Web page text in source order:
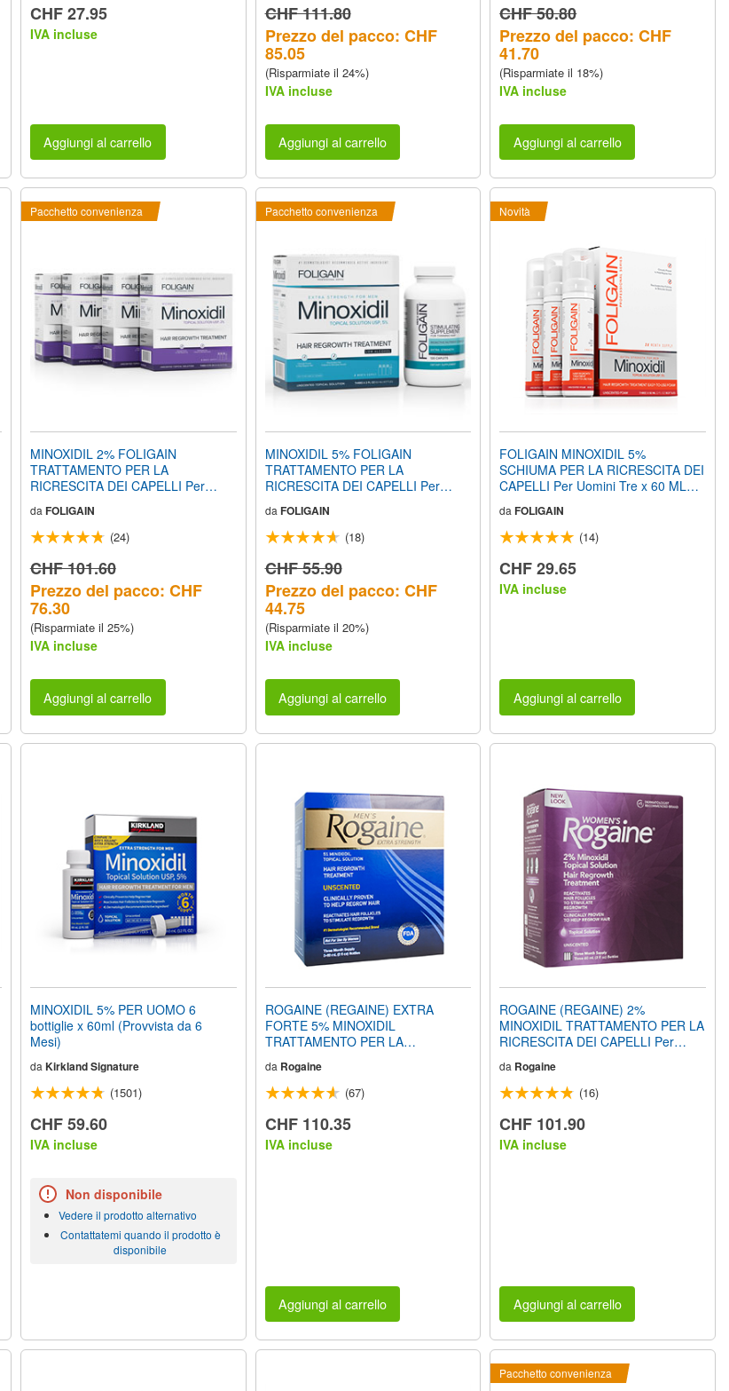
CHF 27.95
IVA incluse
Aggiungi al carrello
CHF 111.80
Prezzo del pacco: CHF
85.05
(Risparmiate il 24%)
IVA incluse
Aggiungi al carrello
CHF 50.80
Prezzo del pacco: CHF
41.70
(Risparmiate il 18%)
IVA incluse
Aggiungi al carrello
Pacchetto convenienza
MINOXIDIL 2% FOLIGAIN
TRATTAMENTO PER LA
RICRESCITA DEI CAPELLI Per
12 Mesi
daFOLIGAIN
(24)
CHF 101.60
Prezzo del pacco: CHF
76.30
(Risparmiate il 25%)
IVA incluse
Aggiungi al carrello
Pacchetto convenienza
MINOXIDIL 5% FOLIGAIN
TRATTAMENTO PER LA
RICRESCITA DEI CAPELLI Per
di Alcool) (6 fl oz) 180ml Provvista di
3 Mesi + FOLIGAIN INTEGRATORE
STIMOLANTE PER LA RICRESCITA
DEI CAPELLI 120 Compresse
PACCO CONVENIENZA
da FOLIGAIN
(18)
CHF 55.90
Prezzo del pacco: CHF
44.75
(Risparmiate il 20%)
IVA incluse
Aggiungi al carrello
Novità
FOLIGAIN MINOXIDIL 5%
SCHIUMA PER LA RICRESCITA DEI
CAPELLI Per Uomini Tre x 60 ML
Mesi
daFOLIGAIN
(14)
CHF 29.65
IVA incluse
Aggiungi al carrello
MINOXIDIL 5% PER UOMO 6
bottiglie x 60ml (Provvista da 6
Mesi)
da Kirkland Signature
(1501)
CHF 59.60
IVA incluse
Non disponibile
Vedere il prodotto alternativo
Contattatemi quando il prodotto è
disponibile
ROGAINE (REGAINE) EXTRA
FORTE 5% MINOXIDIL
TRATTAMENTO PER LA
Uomo (Provvista di 3 mese)
da Rogaine
(67)
CHF 110.35
IVA incluse
Aggiungi al carrello
ROGAINE (REGAINE) 2%
MINOXIDIL TRATTAMENTO PER LA
RICRESCITA DEI CAPELLI Per
da Rogaine
(16)
CHF 101.90
IVA incluse
Aggiungi al carrello
Pacchetto convenienza